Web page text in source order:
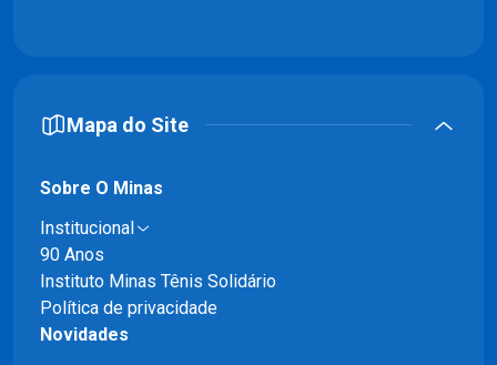
Mapa do Site
Sobre O Minas
Institucional
90 Anos
Instituto Minas Tênis Solidário
Política de privacidade
Novidades